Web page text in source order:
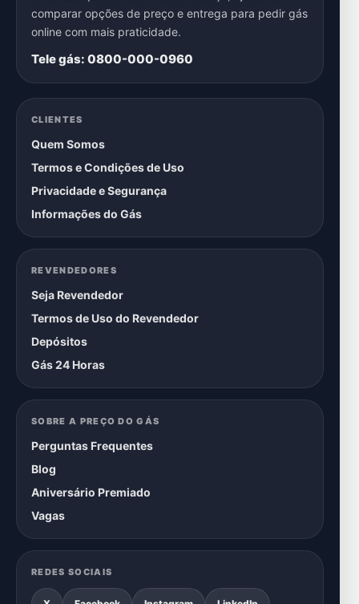
comparar opções de preço e entrega para pedir gás
online com mais praticidade.
Tele gás: 0800-000-0960
CLIENTES
Quem Somos
Termos e Condições de Uso
Privacidade e Segurança
Informações do Gás
REVENDEDORES
Seja Revendedor
Termos de Uso do Revendedor
Depósitos
Gás 24 Horas
SOBRE A PREÇO DO GÁS
Perguntas Frequentes
Blog
Aniversário Premiado
Vagas
REDES SOCIAIS